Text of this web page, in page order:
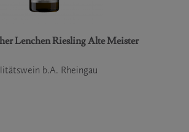
Lenchen Riesling Alte Meister
b.A. Rheingau